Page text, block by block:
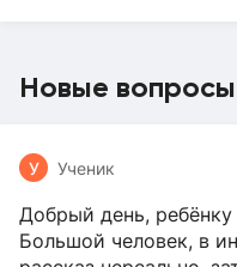
Новые вопросы
У Ученик
Добрый день,
Большой человек, в